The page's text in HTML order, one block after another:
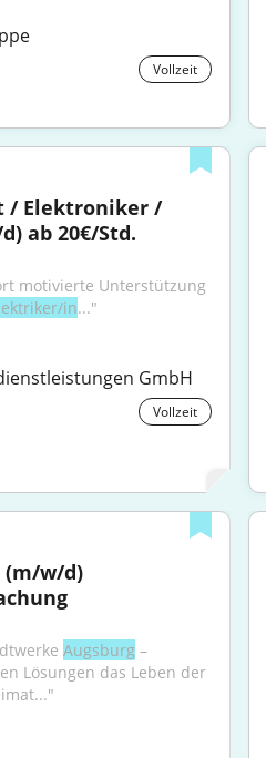
Vollzeit
Elektrofachkraft / Elektroniker /
ab 20€/Std.
motivierte Unterstützung
in..."
GmbH
Vollzeit
w/d)
Augsburg –
Lösungen das Leben der